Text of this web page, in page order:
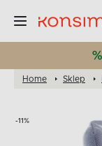
Home Sklep
-11%